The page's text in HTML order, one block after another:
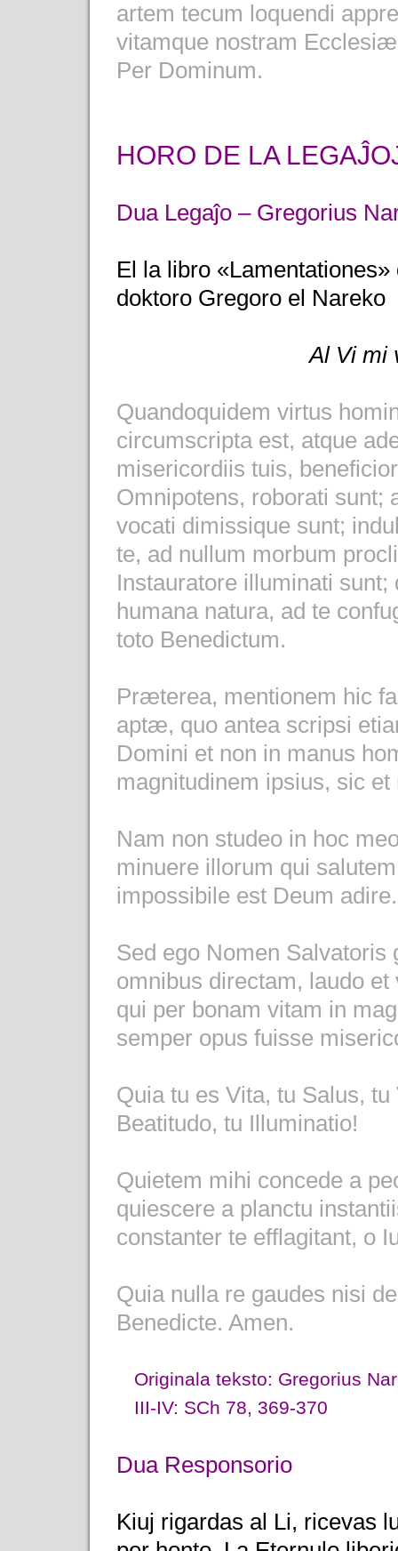
artem tecum loquendi
vitamque nostram
Per Dominum.
HORO DE LA
Dua Legaĵo – Gregorius
El la libro
doktoro Gregoro el Nareko
Al Vi mi
Quandoquidem virtus
circumscripta est, atque
misericordiis tuis,
Omnipotens, roborati sunt;
vocati dimissique sunt;
te, ad nullum morbum
Instauratore illuminati
humana natura, ad te
toto Benedictum.
Præterea, mentionem hic
aptæ, quo antea scripsi
Domini et non in manus
magnitudinem ipsius, sic
Nam non studeo in hoc
minuere illorum qui
impossibile est Deum adire.
Sed ego Nomen Salvatoris
omnibus directam, laudo
qui per bonam vitam in
semper opus fuisse
Quia tu es Vita, tu Salus,
Beatitudo, tu Illuminatio!
Quietem mihi concede a
quiescere a planctu
constanter te efflagitant, o
Quia nulla re gaudes nisi
Benedicte. Amen.
Originala teksto: Gregorius
III-IV: SCh 78, 369-370
Dua Responsorio
Kiuj rigardas al Li, ricevas